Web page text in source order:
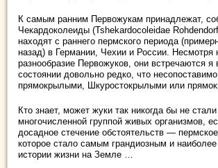
К самым ранним Первожукам принадлежат,
Чекардоколеиды (Tshekardocoleidae
находят с раннего пермского периода
назад) в Германии, Чехии и России. Несмотря
разнообразие Первожуков, они встречаются я
состоянии довольно редко, что
прямокрылыми, Шкуростокрылыми или
Кто знает, может жуки так никогда бы не
многочисленной группой живых организмов,
досадное стечение обстоятельств —
которое стало самым грандиозным и
истории жизни на Земле …